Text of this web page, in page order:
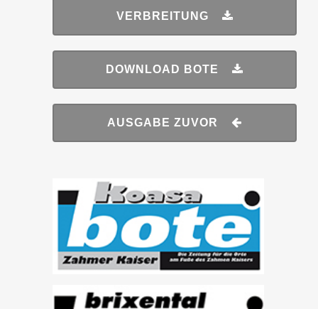
VERBREITUNG
DOWNLOAD BOTE
AUSGABE ZUVOR